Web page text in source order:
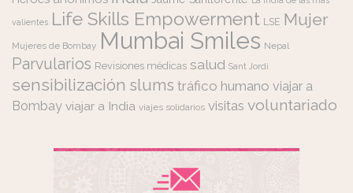
valientes Life Skills Empowerment LSE Mujer
Mujeres de Bombay Mumbai Smiles Nepal
Parvularios Revisiones médicas salud Sant Jordi
sensibilización slums tráfico humano viajar a
Bombay viajar a India viajes solidarios visitas voluntariado